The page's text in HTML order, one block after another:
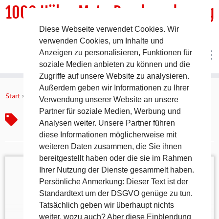
Inhalt
1000 HöhenMeterRundwanderweg
DER Rundwanderweg um Pommelsbrunn
Start » Hunas Rote 1
Hunas Rote 1
Das Högenbachtal aufwärts (links- / schattenseitig)
nach Hartmannshof, durch die Jura-
Diese Webseite verwendet Cookies. Wir
verwenden Cookies, um Inhalte und
Anzeigen zu personalisieren, Funktionen für
soziale Medien anbieten zu können und die
Zugriffe auf unsere Website zu analysieren.
Außerdem geben wir Informationen zu Ihrer
Verwendung unserer Website an unsere
Partner für soziale Medien, Werbung und
Analysen weiter. Unsere Partner führen
diese Informationen möglicherweise mit
weiteren Daten zusammen, die Sie ihnen
bereitgestellt haben oder die sie im Rahmen
Ihrer Nutzung der Dienste gesammelt haben.
Persönliche Anmerkung: Dieser Text ist der
Standardtext um der DSGVO genüge zu tun.
Tatsächlich geben wir überhaupt nichts
weiter, wozu auch? Aber diese Einblendung